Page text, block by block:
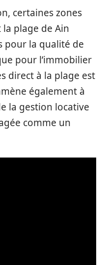
certaines zones
plage de Ain
pour la qualité de
pour l’immobilier
direct à la plage est
également à
la gestion locative
comme un